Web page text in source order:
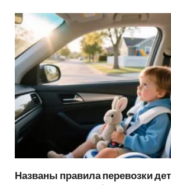
Названы правила перевозки